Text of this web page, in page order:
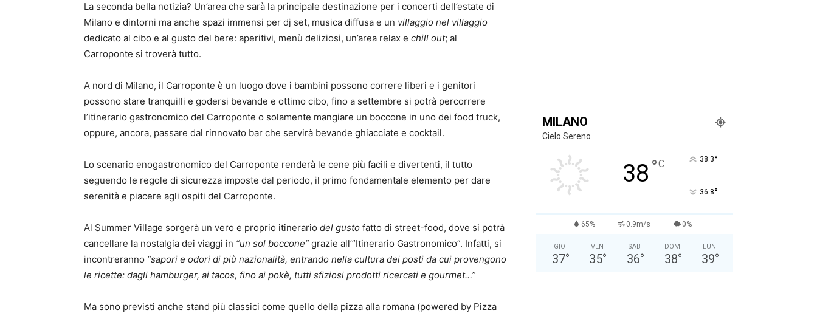
La seconda bella notizia? Un’area che sarà la principale destinazione per i concerti dell’estate di
Milano e dintorni ma anche spazi immensi per dj set, musica diffusa e un villaggio nel villaggio
dedicato al cibo e al gusto del bere: aperitivi, menù deliziosi, un’area relax e chill out; al
Carroponte si troverà tutto.
A nord di Milano, il Carroponte è un luogo dove i bambini possono correre liberi e i genitori
possono stare tranquilli e godersi bevande e ottimo cibo, fino a settembre si potrà percorrere
l’itinerario gastronomico del Carroponte o solamente mangiare un boccone in uno dei food truck,
oppure, ancora, passare dal rinnovato bar che servirà bevande ghiacciate e cocktail.
Lo scenario enogastronomico del Carroponte renderà le cene più facili e divertenti, il tutto
seguendo le regole di sicurezza imposte dal periodo, il primo fondamentale elemento per dare
serenità e piacere agli ospiti del Carroponte.
Al Summer Village sorgerà un vero e proprio itinerario del gusto fatto di street-food, dove si potrà
cancellare la nostalgia dei viaggi in “un sol boccone” grazie all’”Itinerario Gastronomico”. Infatti, si
incontreranno “sapori e odori di più nazionalità, entrando nella cultura dei posti da cui provengono
le ricette: dagli hamburger, ai tacos, fino ai pokè, tutti sfiziosi prodotti ricercati e gourmet…”
Ma sono previsti anche stand più classici come quello della pizza alla romana (powered by Pizza
MILANO
Cielo Sereno
38 °C 38.3°
36.8°
65% 0.9m/s 0%
GIO
37°
VEN
35°
SAB
36°
DOM
38°
LUN
39°